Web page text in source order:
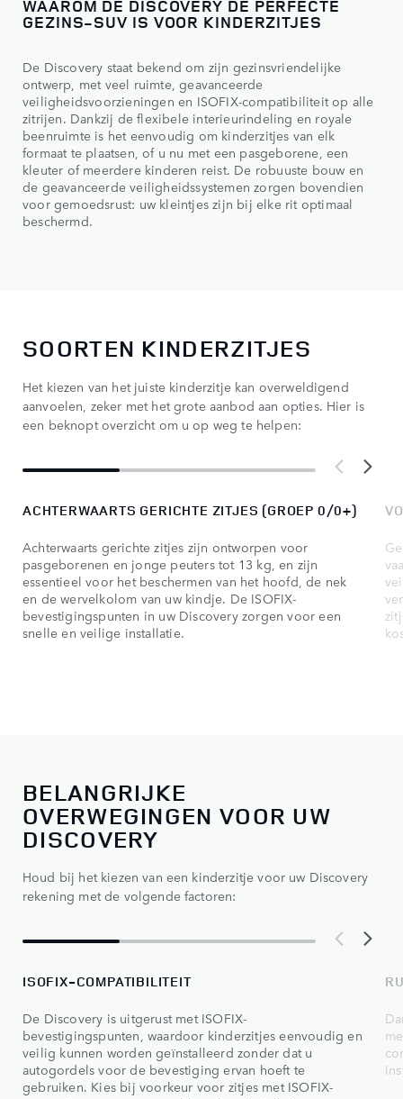
WAAROM DE DISCOVERY DE PERFECTE
GEZINS-SUV IS VOOR KINDERZITJES
De Discovery staat bekend om zijn gezinsvriendelijke
ontwerp, met veel ruimte, geavanceerde
veiligheidsvoorzieningen en ISOFIX-compatibiliteit op alle
zitrijen. Dankzij de flexibele interieurindeling en royale
beenruimte is het eenvoudig om kinderzitjes van elk
formaat te plaatsen, of u nu met een pasgeborene, een
kleuter of meerdere kinderen reist. De robuuste bouw en
de geavanceerde veiligheidssystemen zorgen bovendien
voor gemoedsrust: uw kleintjes zijn bij elke rit optimaal
beschermd.
SOORTEN KINDERZITJES
Het kiezen van het juiste kinderzitje kan overweldigend
aanvoelen, zeker met het grote aanbod aan opties. Hier is
een beknopt overzicht om u op weg te helpen:
ACHTERWAARTS GERICHTE ZITJES (GROEP 0/0+)
Achterwaarts gerichte zitjes zijn ontworpen voor
pasgeborenen en jonge peuters tot 13 kg, en zijn
essentieel voor het beschermen van het hoofd, de nek
en de wervelkolom van uw kindje. De ISOFIX-
bevestigingspunten in uw Discovery zorgen voor een
snelle en veilige installatie.
BELANGRIJKE
OVERWEGINGEN VOOR UW
DISCOVERY
Houd bij het kiezen van een kinderzitje voor uw Discovery
rekening met de volgende factoren:
ISOFIX-COMPATIBILITEIT
De Discovery is uitgerust met ISOFIX-
bevestigingspunten, waardoor kinderzitjes eenvoudig en
veilig kunnen worden geïnstalleerd zonder dat u
autogordels voor de bevestiging ervan hoeft te
gebruiken. Kies bij voorkeur voor zitjes met ISOFIX-